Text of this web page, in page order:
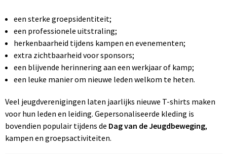
Tassen en Rugzakken
Textiel
Verzorging en Wellness
Vrije tijd en reizen
Ondergoed, Sokken en Nachtkleding
Hemden en blouses
Peuters en Baby's
Sport
een sterke groepsidentiteit;
een professionele uitstraling;
herkenbaarheid tijdens kampen en evenementen;
extra zichtbaarheid voor sponsors;
een blijvende herinnering aan een werkjaar of kamp;
een leuke manier om nieuwe leden welkom te heten.
Veel jeugdverenigingen laten jaarlijks nieuwe T-shirts maken
voor hun leden en leiding. Gepersonaliseerde kleding is
bovendien populair tijdens de Dag van de Jeugdbeweging,
kampen en groepsactiviteiten.